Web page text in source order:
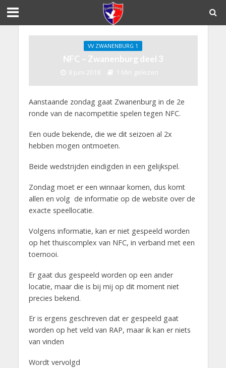
VV ZWANENBURG 1
NFC – Zwanenburg deel 3
8 juni 2018 1 Min gelezen
Aanstaande zondag gaat Zwanenburg in de 2e
ronde van de nacompetitie spelen tegen NFC.
Een oude bekende, die we dit seizoen al 2x
hebben mogen ontmoeten.
Beide wedstrijden eindigden in een gelijkspel.
Zondag moet er een winnaar komen, dus komt
allen en volg de informatie op de website over de
exacte speellocatie.
Volgens informatie, kan er niet gespeeld worden
op het thuiscomplex van NFC, in verband met een
toernooi.
Er gaat dus gespeeld worden op een ander
locatie, maar die is bij mij op dit moment niet
precies bekend.
Er is ergens geschreven dat er gespeeld gaat
worden op het veld van RAP, maar ik kan er niets
van vinden
Wordt vervolgd